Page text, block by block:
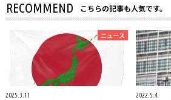
RECOMMEND こちらの記事も人気です。
ニュース
2025.3.11 2022.5.4